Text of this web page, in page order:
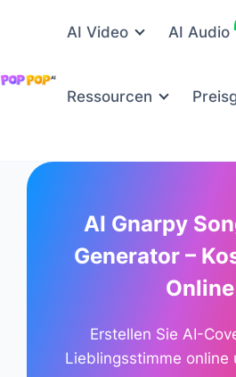
AI Video AI Audio
Ressourcen
AI Gnarpy
Generator –
Online
Erstellen Sie AI-
Lieblingsstimme online